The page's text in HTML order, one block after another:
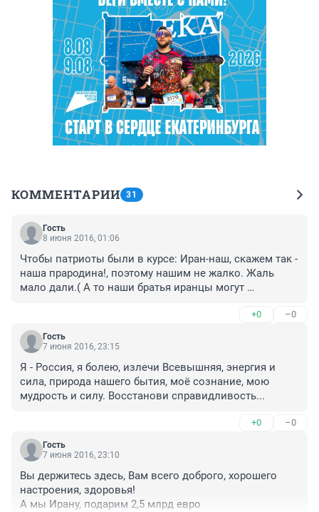
КОММЕНТАРИИ 31
Гость
8 июня 2016, 01:06
Чтобы патриоты были в курсе: Иран-наш, скажем так -
наша прародина!, поэтому нашим не жалко. Жаль
мало дали.( А то наши братья иранцы могут
Анатольевича. Предлагаю всем скинуться по 10
рублей на ещё мильярд для голодающих многодетных
+0 –0
Гость
7 июня 2016, 23:15
Я - Россия, я болею, излечи Всевышняя, энергия и
сила, природа нашего бытия, моё сознание, мою
мудрость и силу. Восстанови справидливость...
+0 –0
Гость
7 июня 2016, 23:10
Вы держитесь здесь, Вам всего доброго, хорошего
настроения, здоровья!
А мы Ирану, подарим 2,5 млрд евро